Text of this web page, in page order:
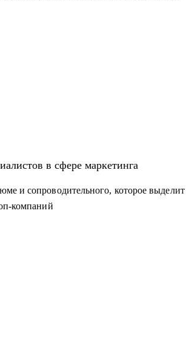
в сфере маркетинга
и сопроводительного, которое выделит
компаний